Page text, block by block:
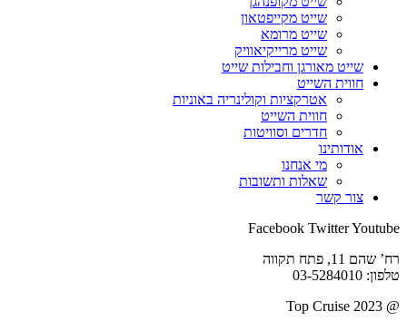
שייט מקייפטאון
שייט מרומא
שייט מרייקיאוויק
שייט מאורגן וחבילות שייט
חווית השייט
אטרקציות וקולינריה באוניות
חווית השייט
חדרים וסוויטות
אודותינו
מי אנחנו
שאלות ותשובות
צור קשר
Facebook TwitterYoutube
רח’ שהם 11, פתח תקווה
טלפון: 03-5284010
@ 2023 Top Cruise